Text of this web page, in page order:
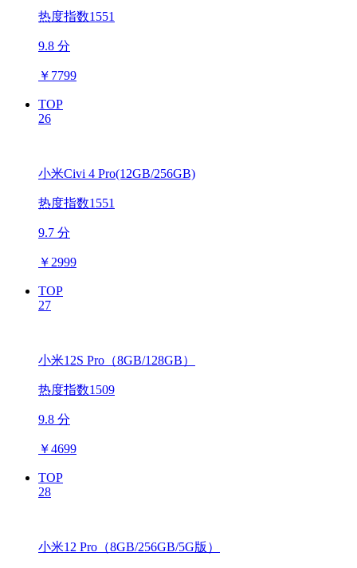
热度指数1551
9.8 分
￥ 7799
TOP
26
小米Civi 4 Pro(12GB/256GB)
热度指数1551
9.7 分
￥ 2999
TOP
27
小米12S Pro（8GB/128GB）
热度指数1509
9.8 分
￥4699
TOP
28
小米12 Pro（8GB/256GB/5G版）